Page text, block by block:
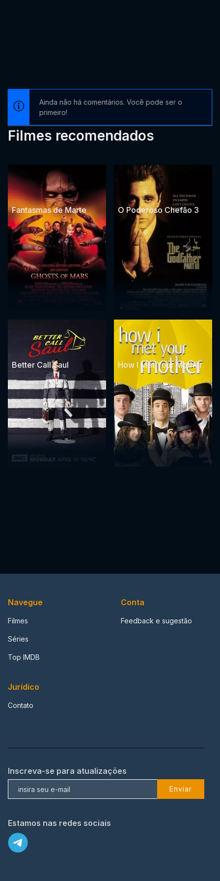
Ainda não há comentários. Você pode ser o
primeiro!
Filmes recomendados
Fantasmas de Marte O Poderoso Chefão 3
Better Call Saul How I Met Your Mother
Navegue
Filmes
Séries
Top IMDB
Conta
Feedback e sugestão
Jurídico
Contato
Inscreva-se para atualizações
Enviar
Estamos nas redes sociais